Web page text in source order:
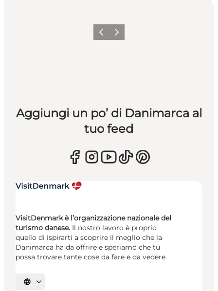
Precedente
Avanti
Aggiungi un po’ di Danimarca al
tuo feed
VisitDenmark è l’organizzazione nazionale del
turismo danese. Il nostro lavoro è proprio
quello di ispirarti a scoprire il meglio che la
Danimarca ha da offrire e speriamo che tu
possa trovare tante cose da fare e da vedere.
Seleziona la lingua